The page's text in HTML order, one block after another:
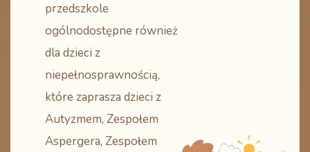
przedszkole
ogólnodostępne również
dla dzieci z
niepełnosprawnością,
które zaprasza dzieci z
Autyzmem, Zespołem
Aspergera, Zespołem